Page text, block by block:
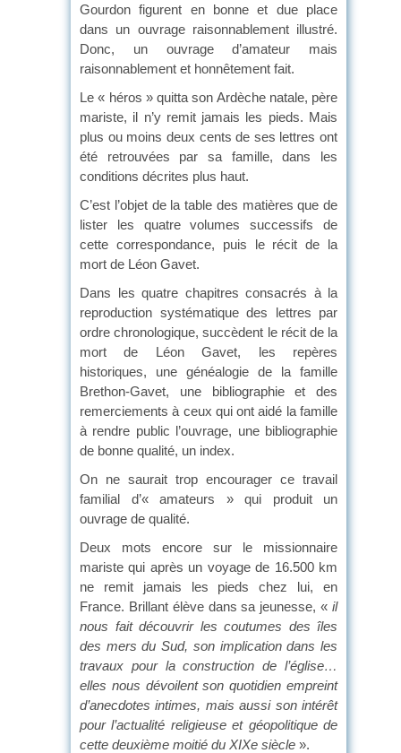
Gourdon figurent en bonne et due place
dans un ouvrage raisonnablement illustré.
Donc, un ouvrage d’amateur mais
raisonnablement et honnêtement fait.
Le « héros » quitta son Ardèche natale, père
mariste, il n’y remit jamais les pieds. Mais
plus ou moins deux cents de ses lettres ont
été retrouvées par sa famille, dans les
conditions décrites plus haut.
C’est l’objet de la table des matières que de
lister les quatre volumes successifs de
cette correspondance, puis le récit de la
mort de Léon Gavet.
Dans les quatre chapitres consacrés à la
reproduction systématique des lettres par
ordre chronologique, succèdent le récit de la
mort de Léon Gavet, les repères
historiques, une généalogie de la famille
Brethon-Gavet, une bibliographie et des
remerciements à ceux qui ont aidé la famille
à rendre public l’ouvrage, une bibliographie
de bonne qualité, un index.
On ne saurait trop encourager ce travail
familial d’« amateurs » qui produit un
ouvrage de qualité.
Deux mots encore sur le missionnaire
mariste qui après un voyage de 16.500 km
ne remit jamais les pieds chez lui, en
France. Brillant élève dans sa jeunesse, « il
nous fait découvrir les coutumes des îles
des mers du Sud, son implication dans les
travaux pour la construction de l’église…
elles nous dévoilent son quotidien empreint
d’anecdotes intimes, mais aussi son intérêt
pour l’actualité religieuse et géopolitique de
cette deuxième moitié du XIXe siècle ».